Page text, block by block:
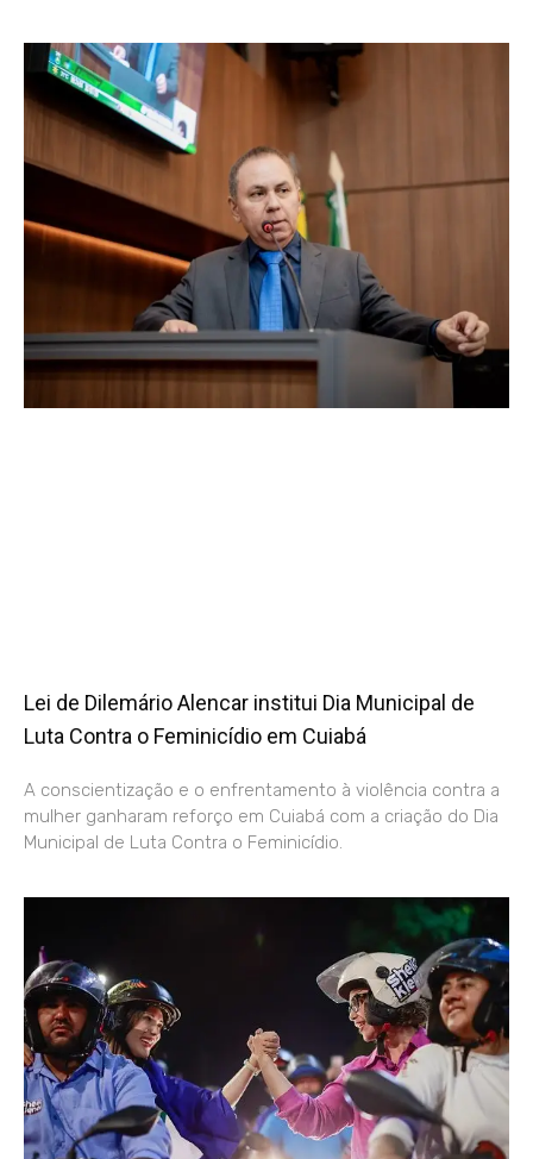
Lei de Dilemário Alencar institui Dia Municipal de
Luta Contra o Feminicídio em Cuiabá
A conscientização e o enfrentamento à violência contra a
mulher ganharam reforço em Cuiabá com a criação do Dia
Municipal de Luta Contra o Feminicídio.